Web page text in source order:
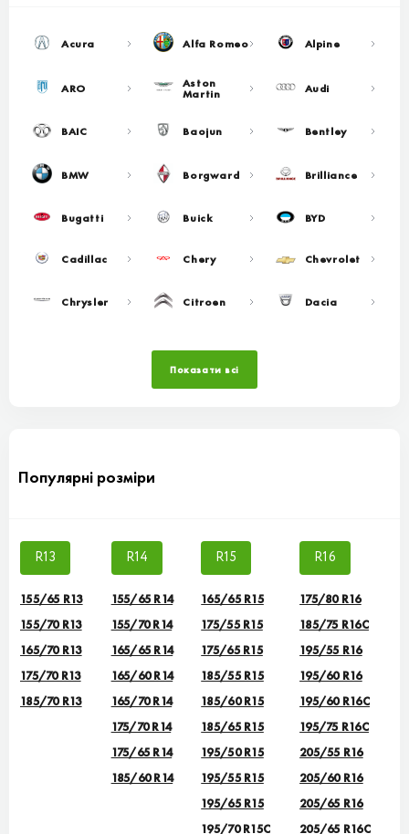
Acura Alfa Romeo Alpine
ARO Aston
Martin Audi
BAIC Baojun Bentley
BMW Borgward Brilliance
Bugatti Buick BYD
Cadillac Chery Chevrolet
Chrysler Citroen Dacia
Показати всі
Популярні розміри
R13
155/65 R13
155/70 R13
165/70 R13
175/70 R13
185/70 R13
R14
155/65 R14
155/70 R14
165/65 R14
165/60 R14
165/70 R14
175/70 R14
175/65 R14
185/60 R14
R15
165/65 R15
175/55 R15
175/65 R15
185/55 R15
185/60 R15
185/65 R15
195/50 R15
195/55 R15
195/65 R15
195/70 R15C
R16
175/80 R16
185/75 R16C
195/55 R16
195/60 R16
195/60 R16C
195/75 R16C
205/55 R16
205/60 R16
205/65 R16
205/65 R16C